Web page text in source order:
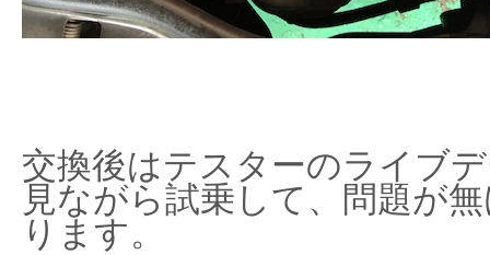
交換後はテスターのライブ
見ながら試乗して、問題が
ります。